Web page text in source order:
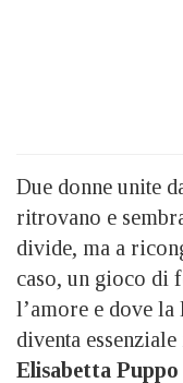
Due donne unite
ritrovano e
divide, ma a
caso, un gioco di
l’amore e dove la
diventa
Elisabetta